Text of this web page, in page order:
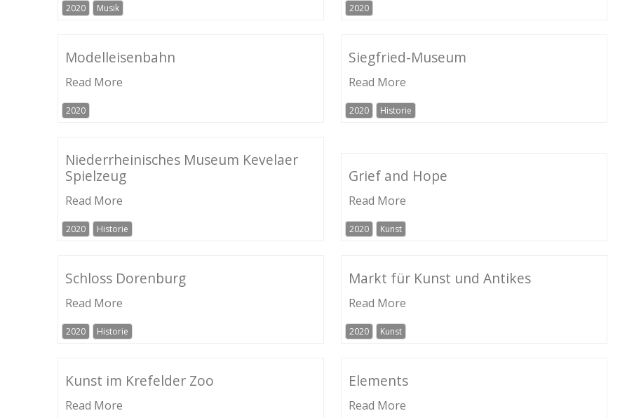
2020 Musik 2020
Modelleisenbahn
Read More
2020
Siegfried-Museum
Read More
2020 Historie
Niederrheinisches Museum Kevelaer
Spielzeug
Read More
2020 Historie
Grief and Hope
Read More
2020 Kunst
Schloss Dorenburg
Read More
2020 Historie
Markt für Kunst und Antikes
Read More
2020 Kunst
Kunst im Krefelder Zoo
Read More
Elements
Read More